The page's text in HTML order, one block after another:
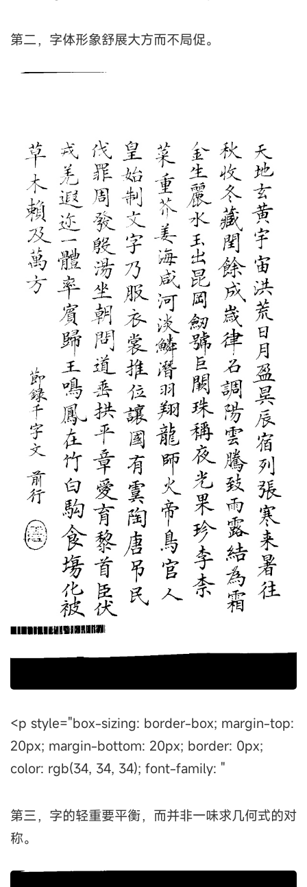
第二，字体形象舒展大方而不局促。
<p style="box-sizing: border-box; margin-top:
20px; margin-bottom: 20px; border: 0px;
color: rgb(34, 34, 34); font-family: "
第三，字的轻重要平衡，而并非一味求几何式的对
称。